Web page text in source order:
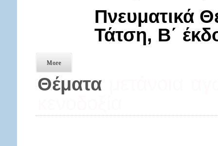
Πνευματικά
Τάτση, Β΄
More
Θέματα